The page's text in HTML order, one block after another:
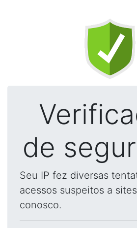
de
Seu IP fez diversas
acessos suspeitos a
conosco.